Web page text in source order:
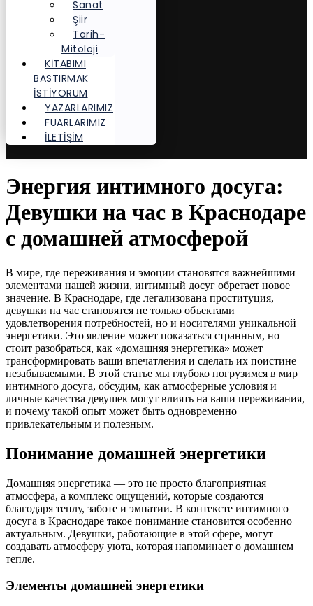
Sanat
Şiir
Tarih-
Mitoloji
KITABIMI
BASTIRMAK
İSTIYORUM
YAZARLARIMIZ
FUARLARIMIZ
İLETİŞİM
Энергия интимного досуга:
Девушки на час в Краснодаре
с домашней атмосферой
В мире, где переживания и эмоции становятся важнейшими
элементами нашей жизни, интимный досуг обретает новое
значение. В Краснодаре, где легализована проституция,
девушки на час становятся не только объектами
удовлетворения потребностей, но и носителями уникальной
энергетики. Это явление может показаться странным, но
стоит разобраться, как «домашняя энергетика» может
трансформировать ваши впечатления и сделать их поистине
незабываемыми. В этой статье мы глубоко погрузимся в мир
интимного досуга, обсудим, как атмосферные условия и
личные качества девушек могут влиять на ваши переживания,
и почему такой опыт может быть одновременно
привлекательным и полезным.
Понимание домашней энергетики
Домашняя энергетика — это не просто благоприятная
атмосфера, а комплекс ощущений, которые создаются
благодаря теплу, заботе и эмпатии. В контексте интимного
досуга в Краснодаре такое понимание становится особенно
актуальным. Девушки, работающие в этой сфере, могут
создавать атмосферу уюта, которая напоминает о домашнем
тепле.
Элементы домашней энергетики